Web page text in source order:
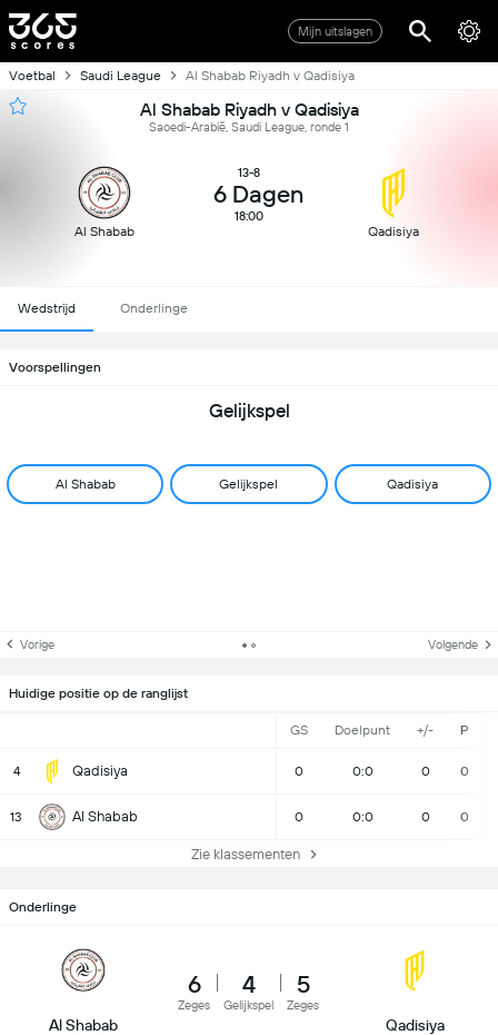
Mijn uitslagen
Voetbal Saudi League Al Shabab Riyadh v Qadisiya
Al Shabab Riyadh v Qadisiya
Saoedi-Arabië, Saudi League, ronde 1
Al Shabab
13-8
6 Dagen
18:00
Qadisiya
Wedstrijd Onderlinge
Voorspellingen
Gelijkspel
Al Shabab Gelijkspel Qadisiya
Vorige Volgende
Huidige positie op de ranglijst
GS Doelpunt +/- P
4 Qadisiya 0 0:0 0 0
13 Al Shabab 0 0:0 0 0
Zie klassementen
Onderlinge
Al Shabab
6
Zeges
4
Gelijkspel
5
Zeges
Qadisiya